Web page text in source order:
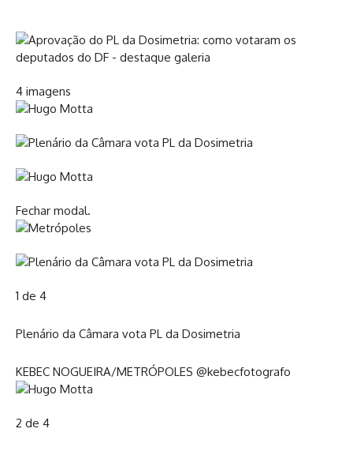
4 imagens
Fechar modal.
1 de 4
Plenário da Câmara vota PL da Dosimetria
KEBEC NOGUEIRA/METRÓPOLES @kebecfotografo
2 de 4